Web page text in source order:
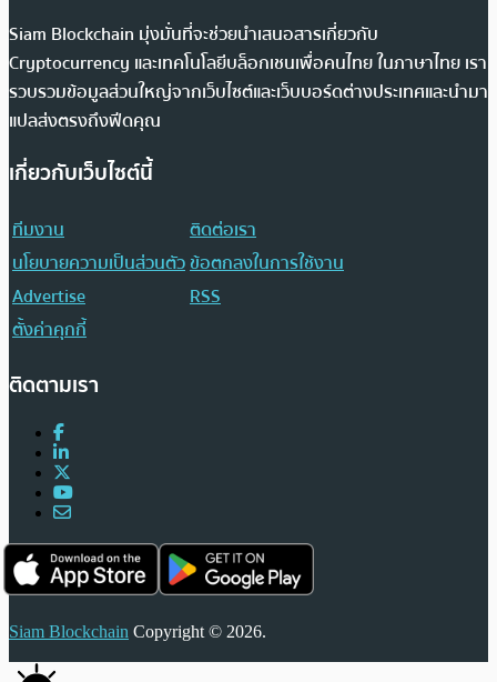
Siam Blockchain มุ่งมั่นที่จะช่วยนำเสนอสารเกี่ยวกับ
Cryptocurrency และเทคโนโลยีบล็อกเชนเพื่อคนไทย ในภาษาไทย เรา
รวบรวมข้อมูลส่วนใหญ่จากเว็บไซต์และเว็บบอร์ดต่างประเทศและนำมา
แปลส่งตรงถึงฟีดคุณ
เกี่ยวกับเว็บไซต์นี้
ทีมงาน
ติดต่อเรา
นโยบายความเป็นส่วนตัวข้อตกลงในการใช้งาน
Advertise
RSS
ตั้งค่าคุกกี้
ติดตามเรา
Siam Blockchain Copyright © 2026.